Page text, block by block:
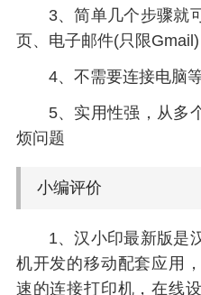
3、简单几个步骤就
页、电子邮件(只限
4、不需要连接电脑
5、实用性强，从多
烦问题
小编评价
1、汉小印最新版是
机开发的移动配套应用
速的连接打印机，在线